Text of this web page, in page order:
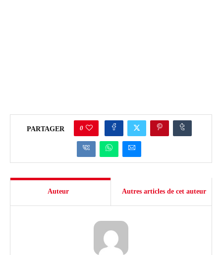
PARTAGER 0
Auteur Autres articles de cet auteur